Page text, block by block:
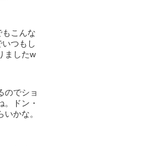
こんな
つもし
ましたw
のでショ
。ドン・
かな。